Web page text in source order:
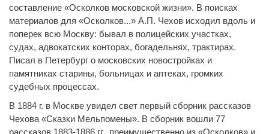
составление «Осколков московской жизни». В поисках
материалов для «Осколков...» А.П. Чехов исходил вдоль и
поперек всю Москву: бывал в полицейских участках,
судах, адвокатских конторах, богадельнях, трактирах.
Писал в Петербург о московских новостройках и
памятниках старины, больницах и аптеках, громких
судебных процессах.
В 1884 г. в Москве увидел свет первый сборник рассказов
Чехова «Сказки Мельпомены». В сборник вошли 77
рассказов 1883-1886 гг., преимущественно из «Осколков» и